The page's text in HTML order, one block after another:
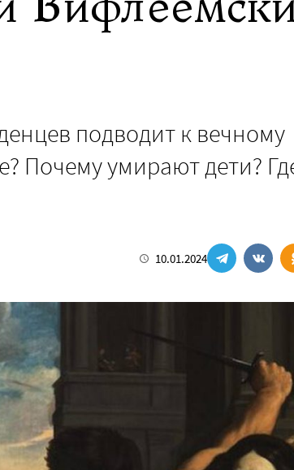
подводит к вечному
Почему умирают дети?
10.01.2024